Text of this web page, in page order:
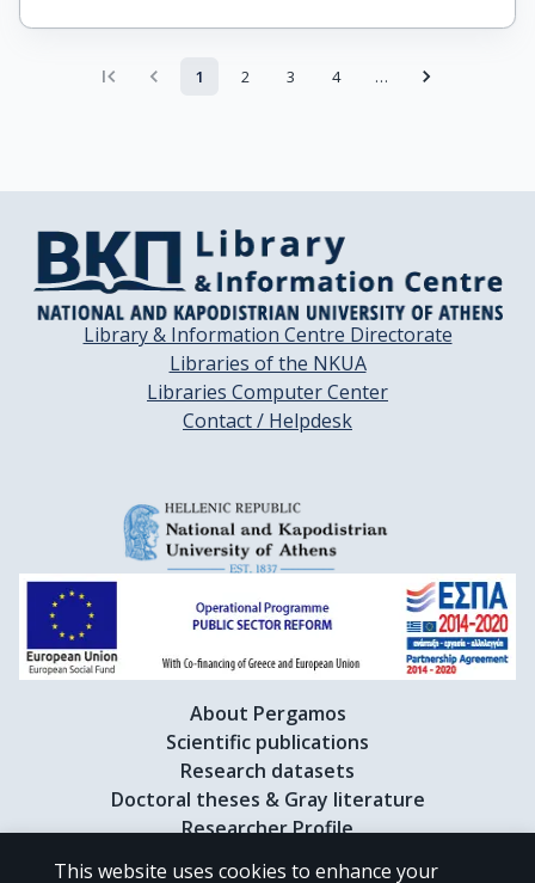
1 2 3 4 …
Library & Information Centre Directorate
Libraries of the NKUA
Libraries Computer Center
Contact / Helpdesk
About Pergamos
Scientific publications
Research datasets
Doctoral theses & Gray literature
Researcher Profile
This website uses cookies to enhance your